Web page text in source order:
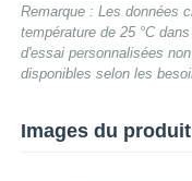
Remarque : Les données
température de 25 °C
d'essai personnalisées
disponibles selon les
Images du produit